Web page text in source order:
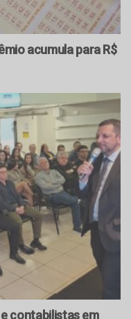
acumula para R$
contabilistas em